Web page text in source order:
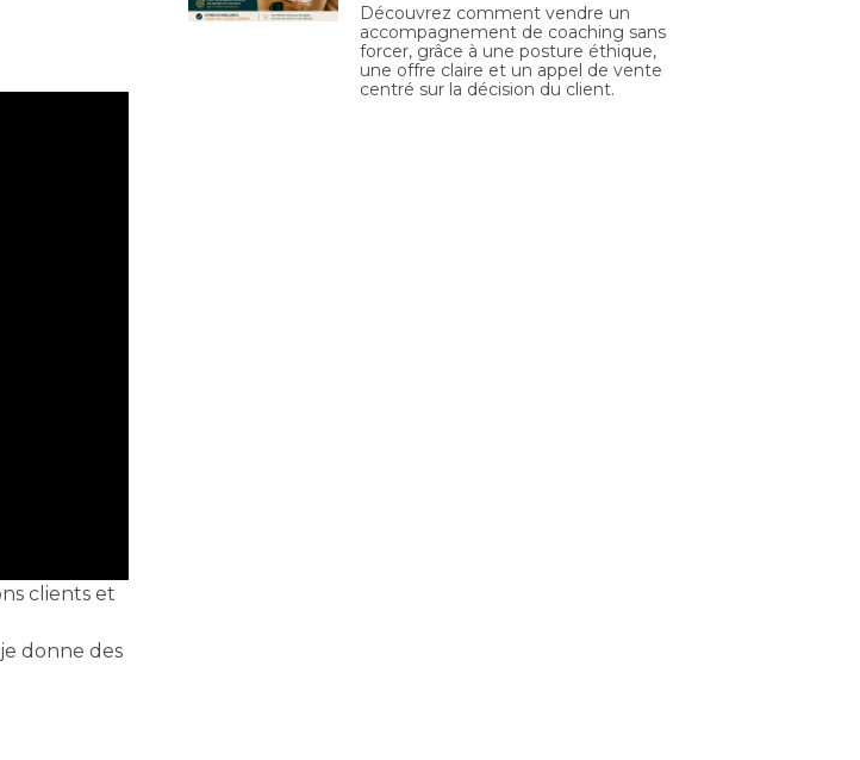
clients et
donne des
Découvrez comment vendre un
accompagnement de coaching sans
forcer, grâce à une posture éthique,
une offre claire et un appel de vente
centré sur la décision du client.